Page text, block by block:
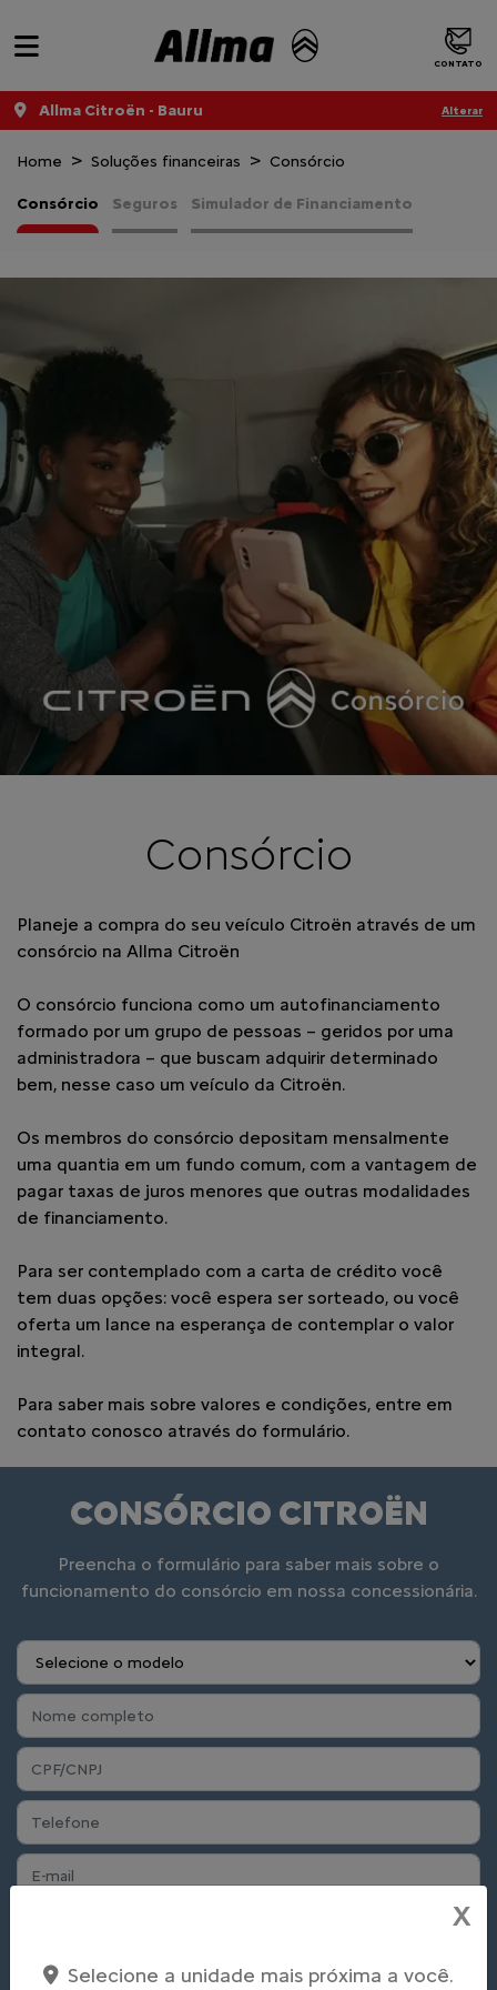
CONTATO
Allma Citroën - Bauru Alterar
Home Soluções financeiras Consórcio
Consórcio Seguros Simulador de Financiamento
Consórcio
Planeje a compra do seu veículo Citroën através de um
consórcio na Allma Citroën
O consórcio funciona como um autofinanciamento
formado por um grupo de pessoas – geridos por uma
administradora – que buscam adquirir determinado
bem, nesse caso um veículo da Citroën.
Os membros do consórcio depositam mensalmente
uma quantia em um fundo comum, com a vantagem de
pagar taxas de juros menores que outras modalidades
de financiamento.
Para ser contemplado com a carta de crédito você
tem duas opções: você espera ser sorteado, ou você
oferta um lance na esperança de contemplar o valor
integral.
Para saber mais sobre valores e condições, entre em
contato conosco através do formulário.
CONSÓRCIO CITROËN
Preencha o formulário para saber mais sobre o
funcionamento do consórcio em nossa concessionária.
X
Selecione a unidade mais próxima a você.